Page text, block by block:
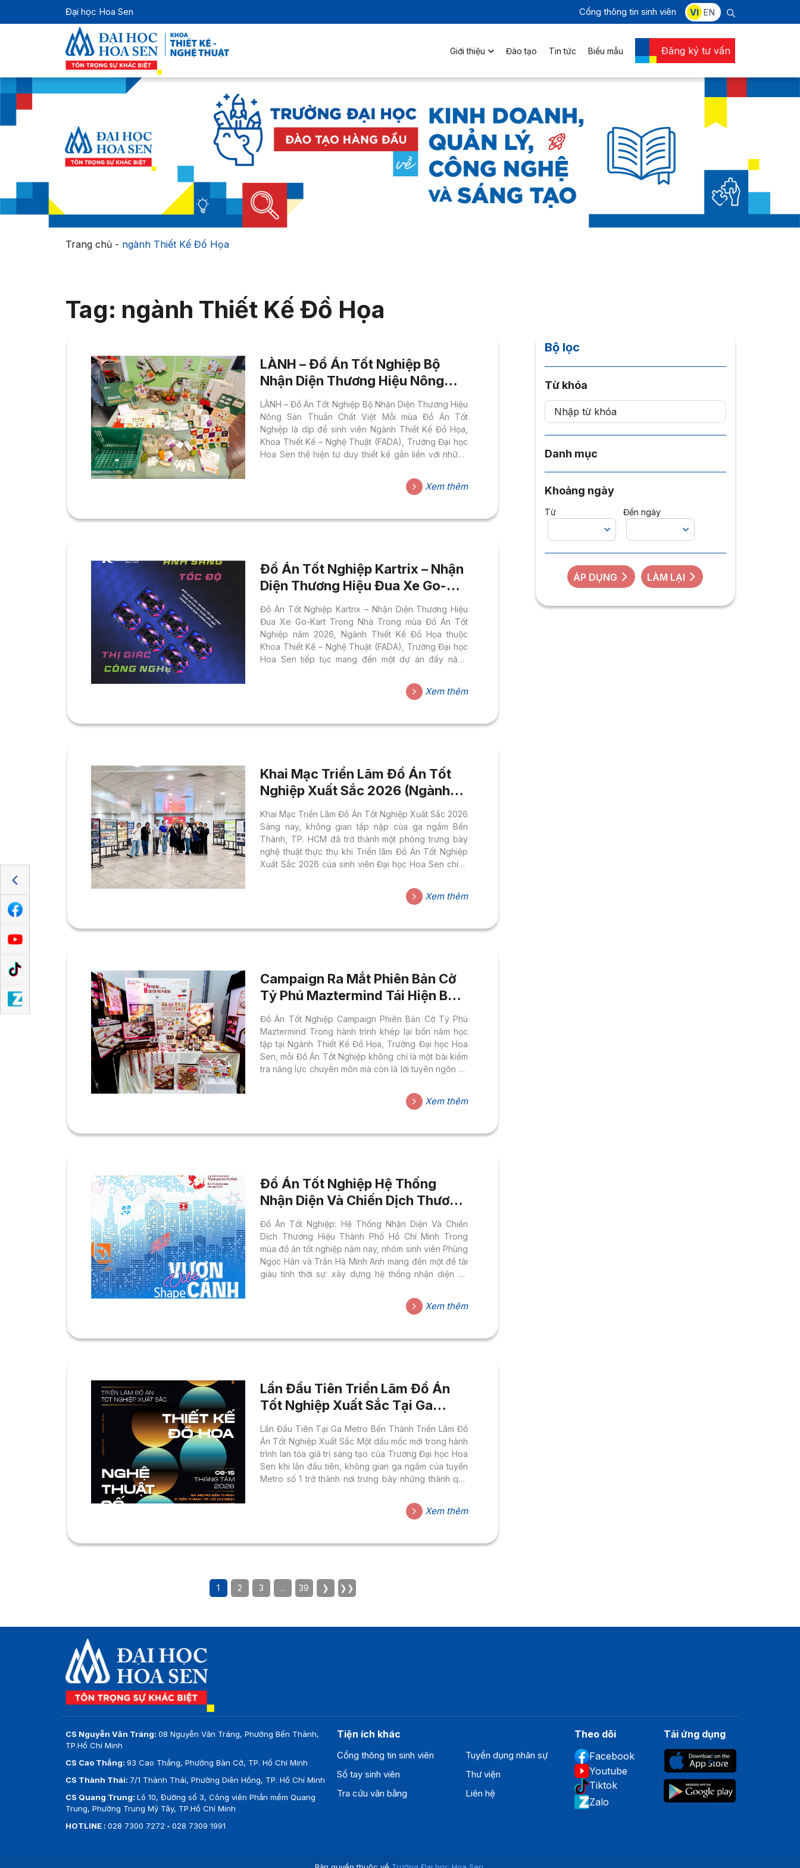
Đại học Hoa Sen Cổng thông tin sinh viên VI EN
Giới thiệu Đào tạo Tin tức Biểu mẫu Đăng ký tư vấn
Trang chủ- ngành Thiết Kế Đồ Họa
Tag: ngành Thiết Kế Đồ Họa
LÀNH – Đồ Án Tốt Nghiệp Bộ
Nhận Diện Thương Hiệu Nông
Sản Thuần Chất Việt
LÀNH – Đồ Án Tốt Nghiệp Bộ Nhận Diện Thương Hiệu
Nông Sản Thuần Chất Việt Mỗi mùa Đồ Án Tốt
Nghiệp là dịp để sinh viên Ngành Thiết Kế Đồ Họa,
Khoa Thiết Kế – Nghệ Thuật (FADA), Trường Đại học
Hoa Sen thể hiện tư duy thiết kế gắn liền với những
này, sinh viên Phạm Trần Mỹ Duyên mang đến đồ án
LÀNH – bộ nhận diện thương hiệu cho hệ thống bán
phẩm nông...
Xem thêm
Đồ Án Tốt Nghiệp Kartrix – Nhận
Diện Thương Hiệu Đua Xe Go-
Kart Trong Nhà
Đồ Án Tốt Nghiệp Kartrix – Nhận Diện Thương Hiệu
Đua Xe Go-Kart Trong Nhà Trong mùa Đồ Án Tốt
Nghiệp năm 2026, Ngành Thiết Kế Đồ Họa thuộc
Khoa Thiết Kế – Nghệ Thuật (FADA), Trường Đại học
Hoa Sen tiếp tục mang đến một dự án đầy năng
nhận diện thương hiệu dành cho tổ hợp đua xe Go-
Kart trong nhà. Không dừng lại ở một bài tập học
biến trải nghiệm tốc độ thành một...
Xem thêm
Khai Mạc Triển Lãm Đồ Án Tốt
Nghiệp Xuất Sắc 2026 (Ngành
Thiết Kế Đồ Họa & Ngành Nghệ
Thuật Số)
Khai Mạc Triển Lãm Đồ Án Tốt Nghiệp Xuất Sắc 2026
Sáng nay, không gian tấp nập của ga ngầm Bến
Thành, TP. HCM đã trở thành một phòng trưng bày
nghệ thuật thực thụ khi Triển lãm Đồ Án Tốt Nghiệp
Xuất Sắc 2026 của sinh viên Đại học Hoa Sen chính
công chúng và cộng đồng sáng tạo. Đây là dịp để
Khoa Thiết Kế – Nghệ Thuật (FADA) giới thiệu những
Ngành Thiết Kế Đồ Họa...
Xem thêm
Campaign Ra Mắt Phiên Bản Cờ
Tỷ Phú Maztermind Tái Hiện Bản
Đồ TP.HCM Sau Sáp Nhập
Đồ Án Tốt Nghiệp Campaign Phiên Bản Cờ Tỷ Phú
Maztermind Trong hành trình khép lại bốn năm học
tập tại Ngành Thiết Kế Đồ Họa, Trường Đại học Hoa
Sen, mỗi Đồ Án Tốt Nghiệp không chỉ là một bài kiểm
tra năng lực chuyên môn mà còn là lời tuyên ngôn về
án mang tên Campaign Phiên Bản Cờ Tỷ Phú
Maztermind, hai sinh viên Huỳnh Dĩ An và Khâu Yến
thay đổi địa giới hành...
Xem thêm
Đồ Án Tốt Nghiệp Hệ Thống
Nhận Diện Và Chiến Dịch Thương
Hiệu Thành Phố Hồ Chí Minh
Đồ Án Tốt Nghiệp: Hệ Thống Nhận Diện Và Chiến
Dịch Thương Hiệu Thành Phố Hồ Chí Minh Trong
mùa đồ án tốt nghiệp năm nay, nhóm sinh viên Phùng
Ngọc Hân và Trần Hà Minh Anh mang đến một đề tài
giàu tính thời sự: xây dựng hệ thống nhận diện và
Minh trong giai đoạn phát triển mới. Không dừng lại ở
một bộ nhận diện tĩnh, đồ án đặt câu hỏi về cách một
Xem thêm
Lần Đầu Tiên Triển Lãm Đồ Án
Tốt Nghiệp Xuất Sắc Tại Ga
Metro Bến Thành
Lần Đầu Tiên Tại Ga Metro Bến Thành Triển Lãm Đồ
Án Tốt Nghiệp Xuất Sắc Một dấu mốc mới trong hành
trình lan tỏa giá trị sáng tạo của Trường Đại học Hoa
Sen khi lần đầu tiên, không gian ga ngầm của tuyến
Metro số 1 trở thành nơi trưng bày những thành quả
đến 15/08/2026, Khoa Thiết Kế – Nghệ Thuật (FADA)
tổ chức triển lãm giới thiệu các Đồ Án Tốt Nghiệp nổi
Thuật Số...
Xem thêm
1 2 3 … 39 ❯ ❯❯
Bộ lọc
Từ khóa
Danh mục
Khoảng ngày
Từ Đến ngày
ÁP DỤNG LÀM LẠI
CS Nguyễn Văn Tráng: 08 Nguyễn Văn Tráng, Phường Bến Thành,
TP.Hồ Chí Minh
CS Cao Thắng: 93 Cao Thắng, Phường Bàn Cờ, TP. Hồ Chí Minh
CS Thành Thái: 7/1 Thành Thái, Phường Diên Hồng, TP. Hồ Chí Minh
CS Quang Trung: Lô 10, Đường số 3, Công viên Phần mềm Quang
Trung, Phường Trung Mỹ Tây, TP.Hồ Chí Minh
HOTLINE : 028 7300 7272 - 028 7309 1991
Tiện ích khác
Cổng thông tin sinh viên
Sổ tay sinh viên
Tra cứu văn bằng
Tuyển dụng nhân sự
Thư viện
Liên hệ
Theo dõi
Facebook
Youtube
Tiktok
Zalo
Tải ứng dụng